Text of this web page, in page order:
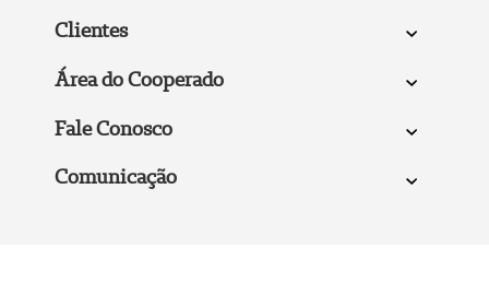
Clientes
Área do Cooperado
Fale Conosco
Comunicação